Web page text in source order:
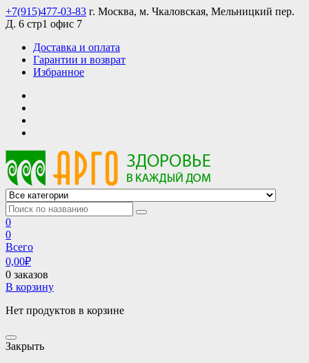
Skip
to
+7(915)477-03-83 г. Москва, м. Чкаловская, Мельницкий пер.
Д. 6 стр1 офис 7
Доставка и оплата
Гарантии и возврат
Избранное
АРГО интернет магазин, доставка в Москве и по всей России
АРГО каталог каталог продукции, официальные цены
0
0
Всего
0,00₽
0 заказов
В корзину
Нет продуктов в корзине
Закрыть